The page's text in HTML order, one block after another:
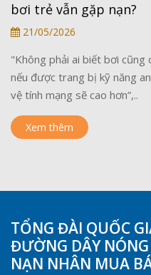
bơi trẻ vẫn gặp nạn?
21/05/2026
"Không phải ai biết bơi
nếu được trang bị kỹ năng
vệ tính mạng sẽ cao hơn”,..
Xem thêm
TỔNG ĐÀI QUỐC
ĐƯỜNG DÂY
NẠN NHÂN MUA